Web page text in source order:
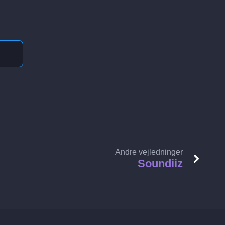
Andre vejledninger
Soundiiz